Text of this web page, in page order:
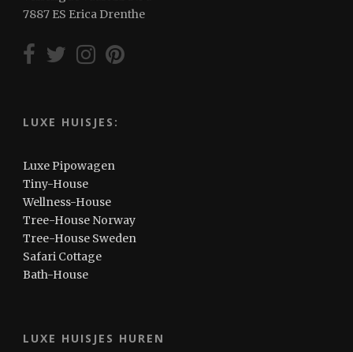
7887 ES Erica Drenthe
LUXE HUISJES:
Luxe Pipowagen
Tiny-House
Wellness-House
Tree-House Norway
Tree-House Sweden
Safari Cottage
Bath-House
LUXE HUISJES HUREN